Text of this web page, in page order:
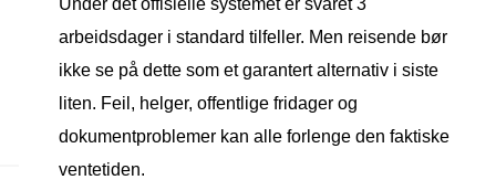
Under det offisielle systemet er svaret 3
arbeidsdager i standard tilfeller. Men reisende bør
ikke se på dette som et garantert alternativ i siste
liten. Feil, helger, offentlige fridager og
dokumentproblemer kan alle forlenge den faktiske
ventetiden.